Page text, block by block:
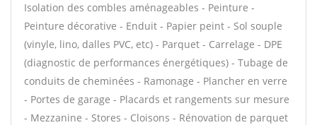
Isolation des combles aménageables - Peinture -
Peinture décorative - Enduit - Papier peint - Sol souple
(vinyle, lino, dalles PVC, etc) - Parquet - Carrelage - DPE
(diagnostic de performances énergétiques) - Tubage de
conduits de cheminées - Ramonage - Plancher en verre
- Portes de garage - Placards et rangements sur mesure
- Mezzanine - Stores - Cloisons - Rénovation de parquet